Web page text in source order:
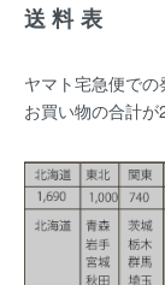
送料表
ヤマト宅急便での
お買い物の合計が